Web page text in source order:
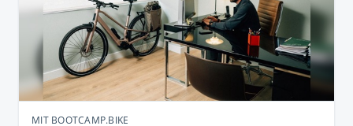
MIT BOOTCAMP.BIKE